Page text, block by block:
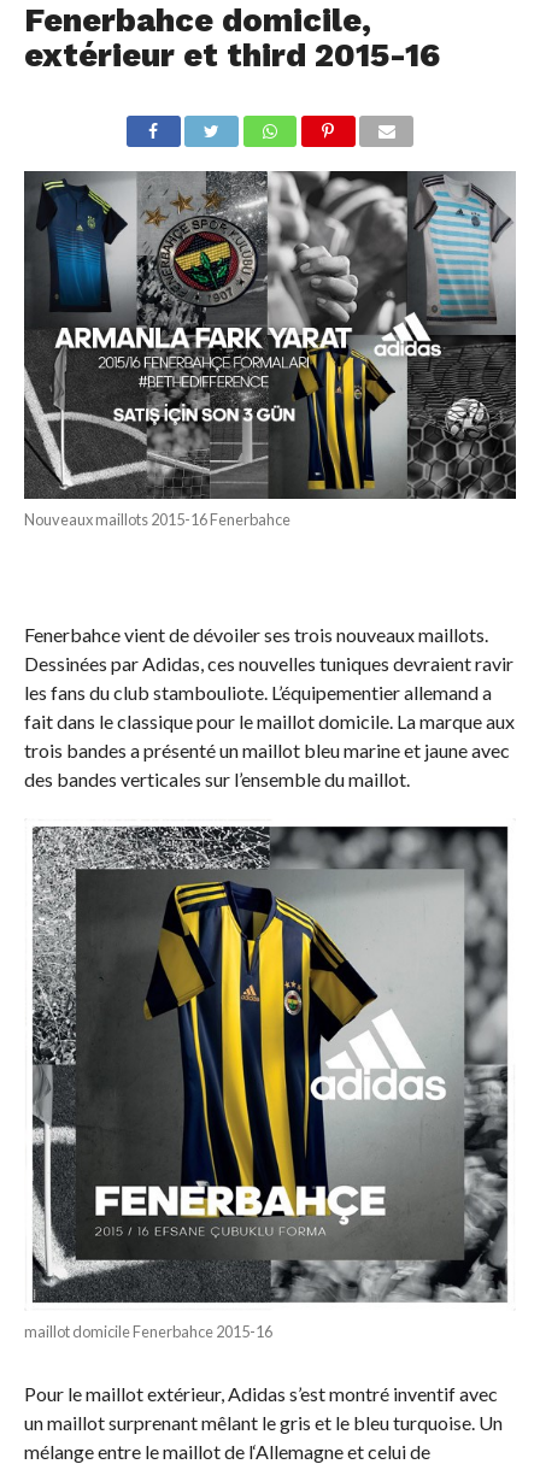
Fenerbahce domicile,
extérieur et third 2015-16
Nouveaux maillots 2015-16 Fenerbahce
Fenerbahce vient de dévoiler ses trois nouveaux maillots.
Dessinées par Adidas, ces nouvelles tuniques devraient ravir
les fans du club stambouliote. L’équipementier allemand a
fait dans le classique pour le maillot domicile. La marque aux
trois bandes a présenté un maillot bleu marine et jaune avec
des bandes verticales sur l’ensemble du maillot.
maillot domicile Fenerbahce 2015-16
Pour le maillot extérieur, Adidas s’est montré inventif avec
un maillot surprenant mêlant le gris et le bleu turquoise. Un
mélange entre le maillot de l‘Allemagne et celui de